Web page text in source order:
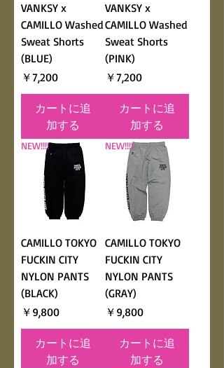
VANKSY x
CAMILLO Washed
Sweat Shorts
(BLUE)
価格
￥7,200
カートに追
加する
VANKSY x
CAMILLO Washed
Sweat Shorts
(PINK)
価格
￥7,200
カートに追
加する
NEW!!!!
CAMILLO TOKYO
FUCKIN CITY
NYLON PANTS
(BLACK)
価格
￥9,800
カートに追
加する
NEW!!!!
CAMILLO TOKYO
FUCKIN CITY
NYLON PANTS
(GRAY)
価格
￥9,800
カートに追
加する